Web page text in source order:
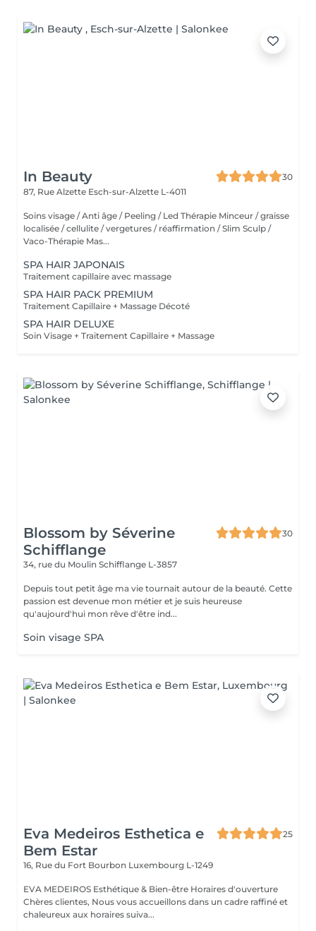
In Beauty
30
87, Rue Alzette Esch-sur-Alzette L-4011
Soins visage / Anti âge / Peeling / Led Thérapie Minceur / graisse
localisée / cellulite / vergetures / réaffirmation / Slim Sculp /
Vaco-Thérapie Mas...
SPA HAIR JAPONAIS
Traitement capillaire avec massage
SPA HAIR PACK PREMIUM
Traitement Capillaire + Massage Décoté
SPA HAIR DELUXE
Soin Visage + Traitement Capillaire + Massage
Blossom by Séverine
Schifflange
30
34, rue du Moulin Schifflange L-3857
Depuis tout petit âge ma vie tournait autour de la beauté. Cette
passion est devenue mon métier et je suis heureuse
qu'aujourd'hui mon rêve d'être ind...
Soin visage SPA
Eva Medeiros Esthetica e
Bem Estar
25
16, Rue du Fort Bourbon Luxembourg L-1249
EVA MEDEIROS Esthétique & Bien-être Horaires d'ouverture
Chères clientes, Nous vous accueillons dans un cadre raffiné et
chaleureux aux horaires suiva...